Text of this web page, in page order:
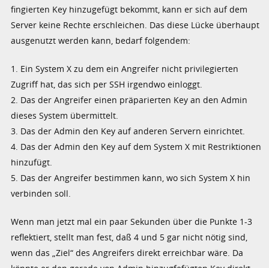
fingierten Key hinzugefügt bekommt, kann er sich auf dem
Server keine Rechte erschleichen. Das diese Lücke überhaupt
ausgenutzt werden kann, bedarf folgendem:
1. Ein System X zu dem ein Angreifer nicht privilegierten
Zugriff hat, das sich per SSH irgendwo einloggt.
2. Das der Angreifer einen präparierten Key an den Admin
dieses System übermittelt.
3. Das der Admin den Key auf anderen Servern einrichtet.
4. Das der Admin den Key auf dem System X mit Restriktionen
hinzufügt.
5. Das der Angreifer bestimmen kann, wo sich System X hin
verbinden soll.
Wenn man jetzt mal ein paar Sekunden über die Punkte 1-3
reflektiert, stellt man fest, daß 4 und 5 gar nicht nötig sind,
wenn das „Ziel“ des Angreifers direkt erreichbar wäre. Da